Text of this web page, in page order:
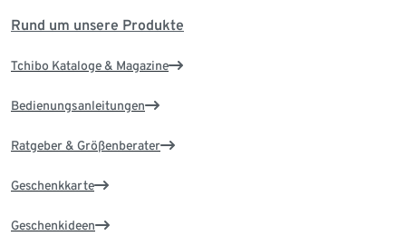
Rund um unsere Produkte
Tchibo Kataloge & Magazine
Bedienungsanleitungen
Ratgeber & Größenberater
Geschenkkarte
Geschenkideen